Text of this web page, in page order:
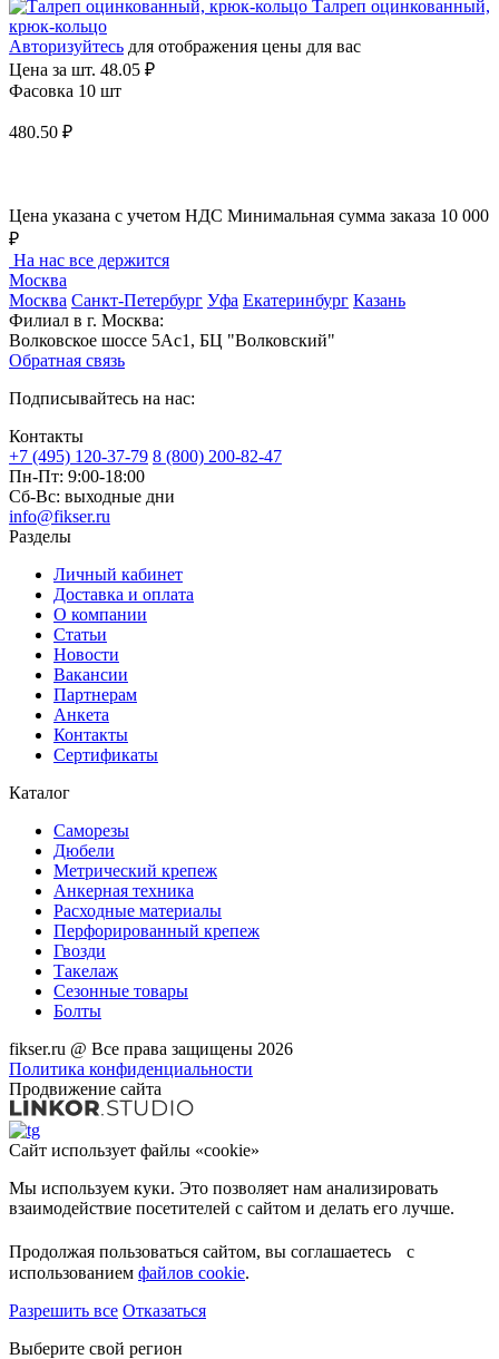
Талреп оцинкованный,
крюк-кольцо
Авторизуйтесь для отображения цены для вас
Цена за шт. 48.05 ₽
Фасовка 10 шт
480.50 ₽
Цена указана с учетом НДС Минимальная сумма заказа 10 000
₽
На нас все держится
Москва
Москва Санкт-Петербург Уфа Екатеринбург Казань
Филиал в г. Москва:
Волковское шоссе 5Ас1, БЦ "Волковский"
Обратная связь
Подписывайтесь на нас:
Контакты
+7 (495) 120-37-79 8 (800) 200-82-47
Пн-Пт: 9:00-18:00
Сб-Вс: выходные дни
info@fikser.ru
Разделы
Личный кабинет
Доставка и оплата
О компании
Статьи
Новости
Вакансии
Партнерам
Анкета
Контакты
Сертификаты
Каталог
Саморезы
Дюбели
Метрический крепеж
Анкерная техника
Расходные материалы
Перфорированный крепеж
Гвозди
Такелаж
Сезонные товары
Болты
fikser.ru @ Все права защищены 2026
Политика конфиденциальности
Продвижение сайта
Сайт использует файлы «cookie»
Мы используем куки. Это позволяет нам анализировать
взаимодействие посетителей с сайтом и делать его лучше.
Продолжая пользоваться сайтом, вы соглашаетесь с
использованием файлов cookie.
Разрешить все Отказаться
Выберите свой регион